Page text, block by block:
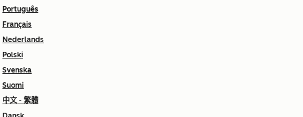
Português
Français
Nederlands
Polski
Svenska
Suomi
中文 - 繁體